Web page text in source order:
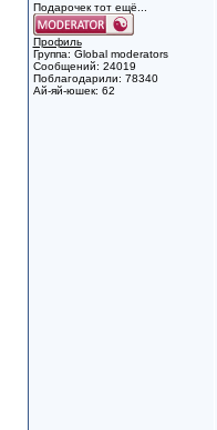
Подарочек тот ещё...
Профиль
Группа: Global moderators
Сообщений: 24019
Поблагодарили: 78340
Ай-яй-юшек: 62